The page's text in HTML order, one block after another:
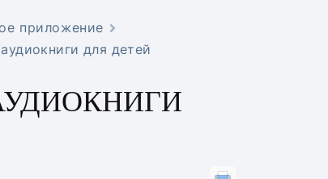
приложение
для детей